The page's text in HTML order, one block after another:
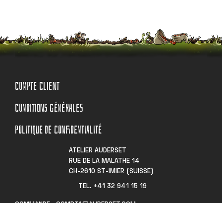
COMPTE CLIENT
CONDITIONS GÉNÉRALES
POLITIQUE DE CONFIDENTIALITÉ
ATELIER AUDERSET
RUE DE LA MALATHE 14
CH-2610 ST-IMIER (SUISSE)
TEL. +41 32 941 15 19​